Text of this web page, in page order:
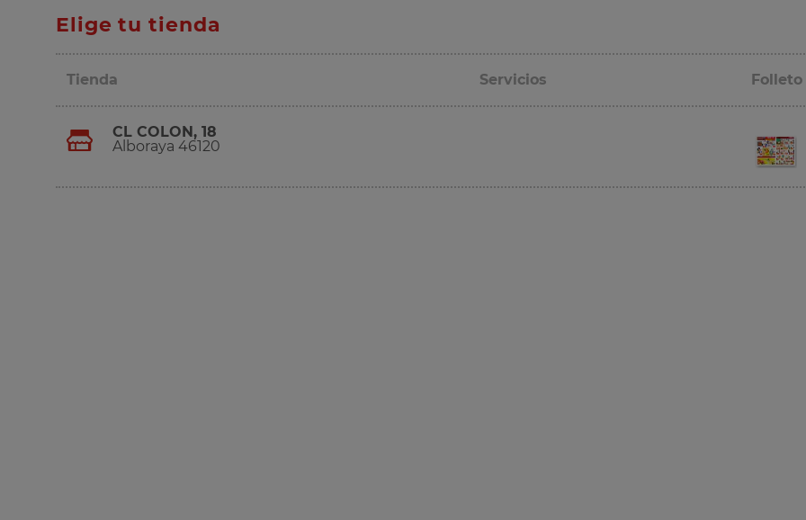
Elige tu tienda
Tienda Servicios
CL COLON, 18
Alboraya 46120